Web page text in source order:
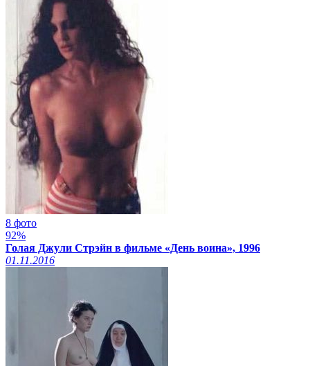
8 фото
92%
Голая Джули Стрэйн в фильме «День воина», 1996
01.11.2016